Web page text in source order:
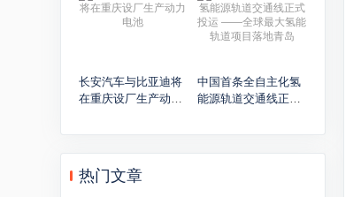
长安汽车与比亚迪将
在重庆设厂生产动力
中国首条全自主化氢
能源轨道交通线正式
能轨道项目落地青岛
热门文章